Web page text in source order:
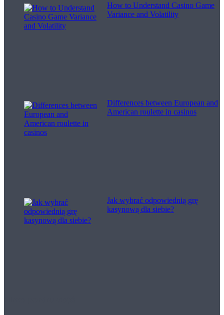
How to Understand Casino Game
Variance and Volatility
Differences between European and
American roulette in casinos
Jak wybrać odpowiednią grę
kasynową dla siebie?